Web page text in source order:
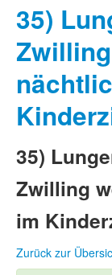
35)
35)
Zwilling
im
Zurück zur